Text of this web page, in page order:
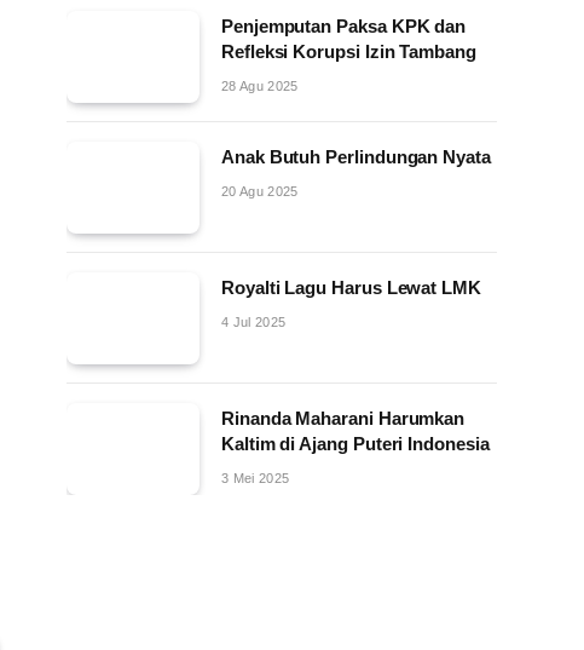
Penjemputan Paksa KPK dan
Refleksi Korupsi Izin Tambang
28 Agu 2025
Anak Butuh Perlindungan Nyata
20 Agu 2025
Royalti Lagu Harus Lewat LMK
4 Jul 2025
Rinanda Maharani Harumkan
Kaltim di Ajang Puteri Indonesia
3 Mei 2025